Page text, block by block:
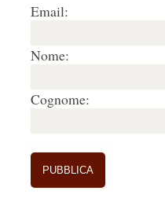
Email:
Nome:
Cognome: